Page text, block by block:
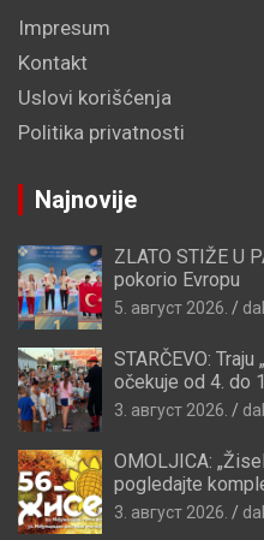
Impresum
Kontakt
Uslovi korišćenja
Politika privatnosti
Najnovije
ZLATO STIŽE U
pokorio Evropu
5. август 2026.
STARČEVO:
očekuje od 4. do
3. август 2026.
OMOLJICA:
pogledajte
3. август 2026.